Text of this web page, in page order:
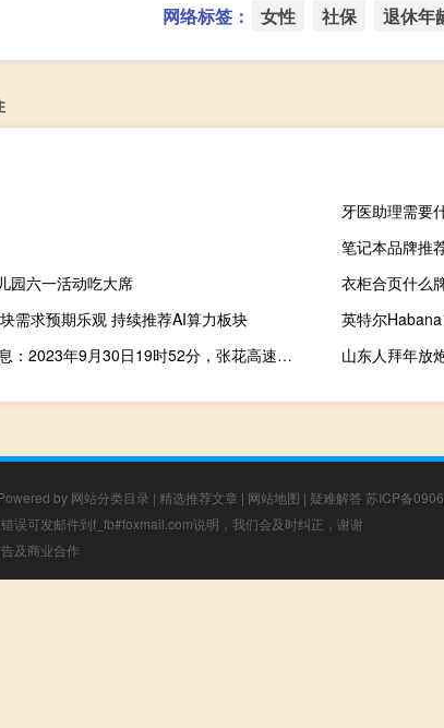
网络标签： 女性 社保 退休年
牙医助理需要
笔记本品牌推
园六一活动吃大席
衣柜合页什么
需求预期乐观 持续推荐AI算力板块
英特尔
2023-09-30 21:27： 路况信息：2023年9月30日19时52分，张花高速茅岩河收费站附近以东K22处东往西因两辆货车追尾占用双向超车道，至21时24分事故已处理完毕。 ​​​
山东人拜年放
by 网站分类目录 | 精选推荐文章 | 网站地图 | 疑难解答 苏ICP备
误可发邮件到f_fb#foxmail.com说明，我们会及时纠正，谢谢
及商业合作